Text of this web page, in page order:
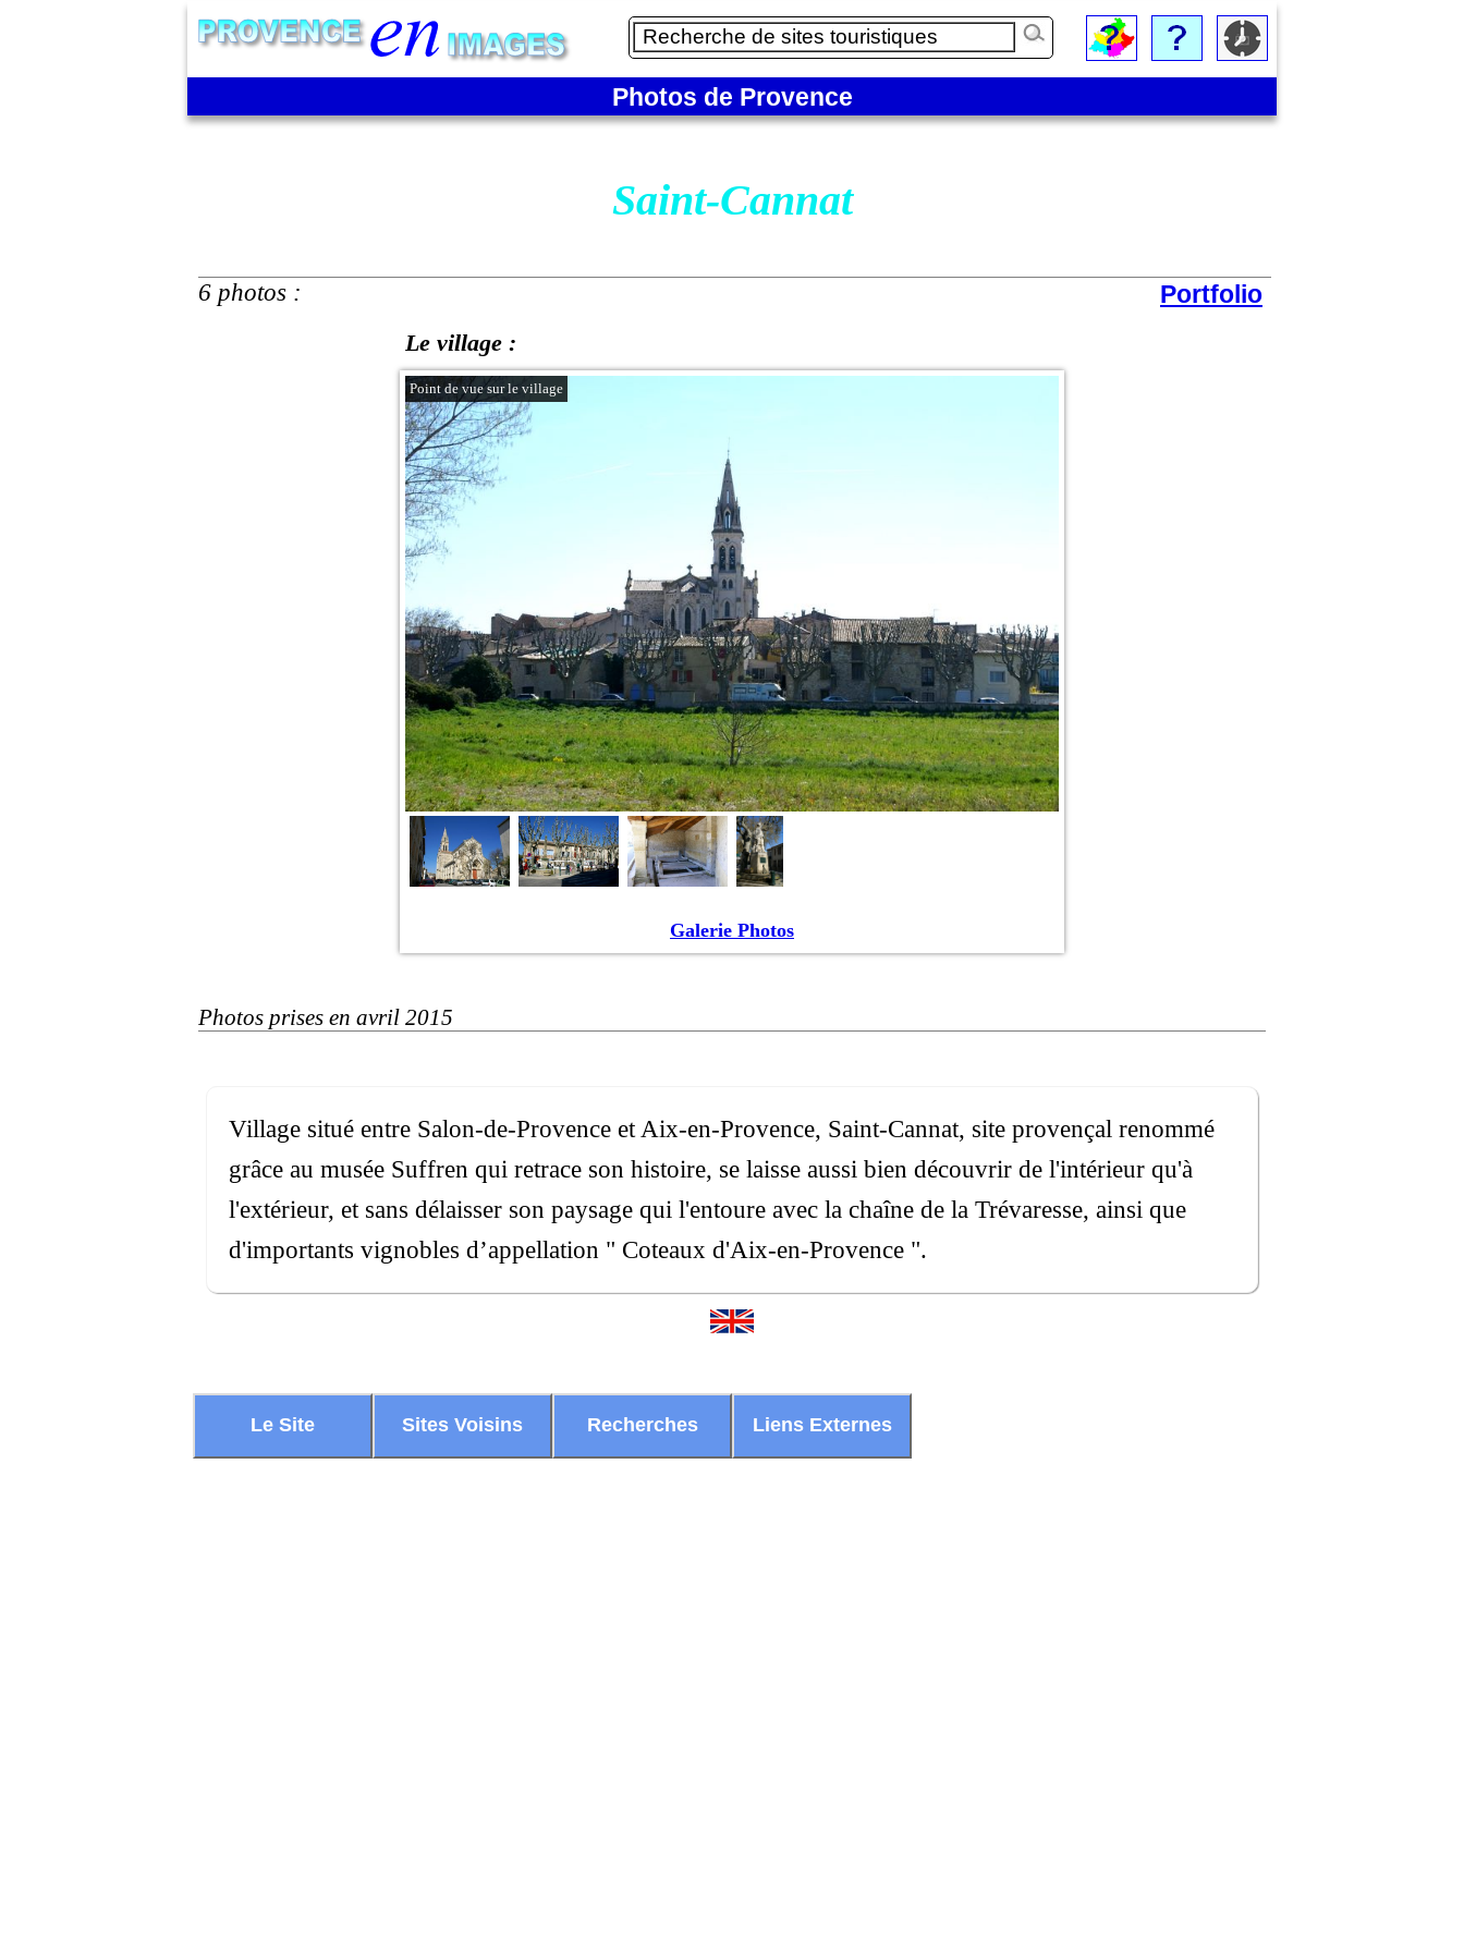
Photos de Provence
Saint-Cannat
6 photos : Portfolio
Le village :
Point de vue sur le village
Galerie Photos
Photos prises en avril 2015
Village situé entre Salon-de-Provence et Aix-en-Provence, Saint-Cannat, site provençal renommé
grâce au musée Suffren qui retrace son histoire, se laisse aussi bien découvrir de l'intérieur qu'à
l'extérieur, et sans délaisser son paysage qui l'entoure avec la chaîne de la Trévaresse, ainsi que
d'importants vignobles d’appellation " Coteaux d'Aix-en-Provence ".
Le Site Sites Voisins Recherches Liens Externes